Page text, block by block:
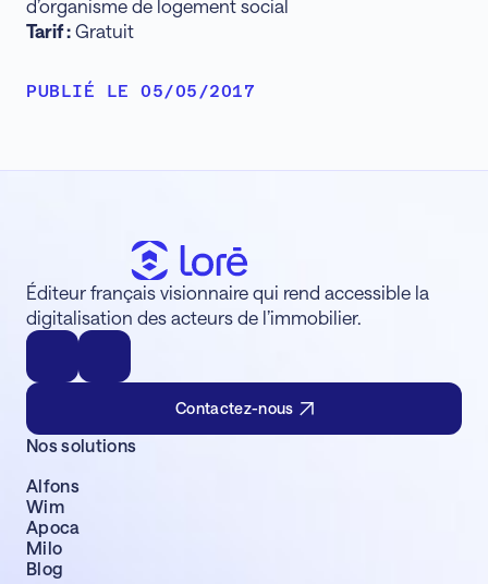
d’organisme de logement social
Tarif : Gratuit
PUBLIÉ LE 05/05/2017
Éditeur français visionnaire qui rend accessible la
digitalisation des acteurs de l’immobilier.
Contactez-nous
Nos solutions
Alfons
Wim
Apoca
Milo
Blog